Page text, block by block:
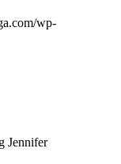
wp-
Jennifer